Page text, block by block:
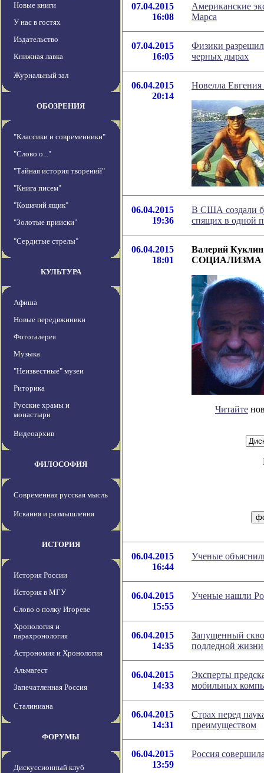
Новые книги
У нас в гостях
Издательство
Книжная лавка
Журнальный зал
ОБОЗРЕНИЯ
"Классики и современники"
"Слово о..."
"Тайная история творений"
"Книга писем"
"Кошачий ящик"
"Золотые прииски"
"Сердитые стрелы"
КУЛЬТУРА
Афиша
Новые передвжиники
Фотогалерея
Музыка
"Неизвестные" музеи
Риторика
Русские храмы и
монастыри
Видеоархив
ФИЛОСОФИЯ
Современная русская мысль
Искания и размышления
ИСТОРИЯ
История России
История в МГУ
Слово о полку Игореве
Хронология и
парахронология
Астрономия и Хронология
Альмагест
Запечатленная Россия
Сталиниана
ФОРУМЫ
Дискуссионный клуб
07.04.2015
16:08
Американские
Марса
07.04.2015
16:05
Физики
черных дырах
06.04.2015
20:14
Новелла
06.04.2015
19:36
В США создали
спящих в одной
06.04.2015
18:01
Валерий
СОЦИАЛИЗМА
Читайте
06.04.2015
16:44
Ученые
06.04.2015
15:55
Ученые нашли
06.04.2015
14:35
Запущенный
подледной
06.04.2015
14:33
Эксперты
мобильных
06.04.2015
14:31
Страх перед
преимуществом
06.04.2015
13:59
Россия